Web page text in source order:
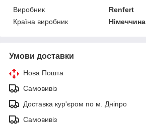
Виробник
Renfert
Країна виробник
Німеччина
Умови доставки
Нова Пошта
Самовивіз
Доставка кур'єром по м. Дніпро
Самовивіз